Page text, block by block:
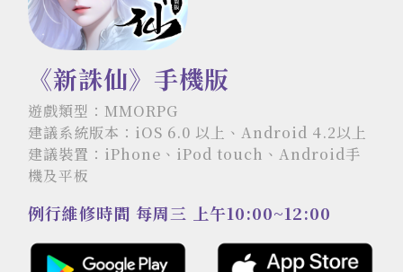
《新誅仙》手機版
遊戲類型：MMORPG
建議系統版本：iOS 6.0 以上、Android 4.2以上
建議裝置：iPhone、iPod touch、Android手
機及平板
例行維修時間 每周三 上午10:00~12:00